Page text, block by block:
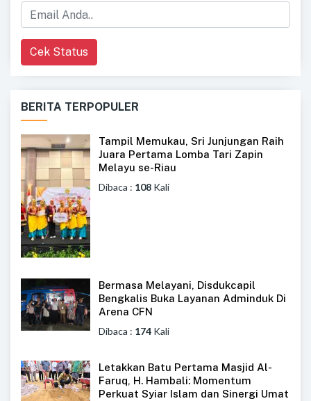
Cek Status
BERITA TERPOPULER
Tampil Memukau, Sri Junjungan Raih
Juara Pertama Lomba Tari Zapin
Melayu se-Riau
Dibaca : 108 Kali
Bermasa Melayani, Disdukcapil
Bengkalis Buka Layanan Adminduk Di
Arena CFN
Dibaca : 174 Kali
Letakkan Batu Pertama Masjid Al-
Faruq, H. Hambali: Momentum
Perkuat Syiar Islam dan Sinergi Umat